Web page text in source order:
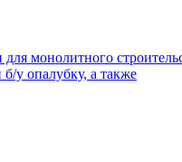
монолитного
у опалубку, а также